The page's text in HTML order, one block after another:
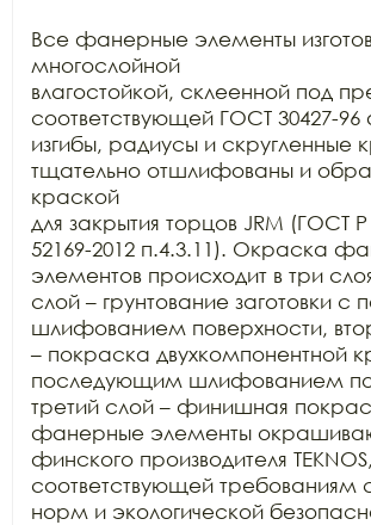
Все фанерные элементы
многослойной
влагостойкой, склеенной под
соответствующей ГОСТ 30427-
изгибы, радиусы и скругленные
тщательно отшлифованы и
краской
для закрытия торцов JRM (ГОСТ Р
52169-2012 п.4.3.11). Окраска
элементов происходит в три
слой – грунтование заготовки
шлифованием поверхности,
– покраска двухкомпонентной
последующим шлифованием
третий слой – финишная
фанерные элементы
финского производителя TEKNOS,
соответствующей требованиям
норм и экологической